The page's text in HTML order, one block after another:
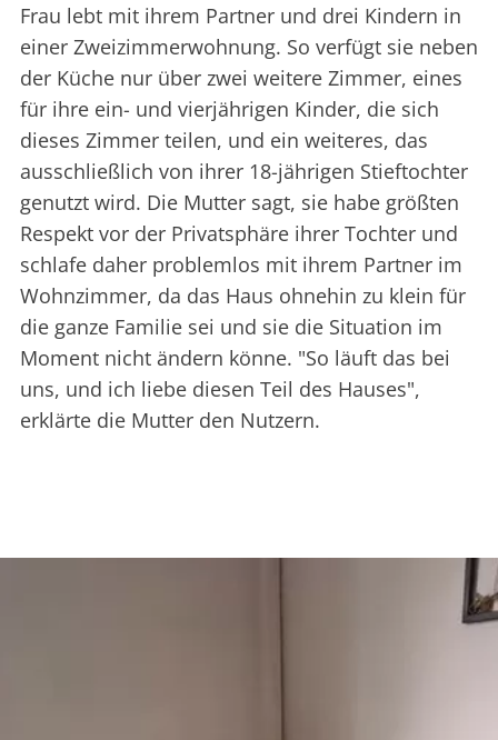
Frau lebt mit ihrem Partner und drei Kindern in
einer Zweizimmerwohnung. So verfügt sie neben
der Küche nur über zwei weitere Zimmer, eines
für ihre ein- und vierjährigen Kinder, die sich
dieses Zimmer teilen, und ein weiteres, das
ausschließlich von ihrer 18-jährigen Stieftochter
genutzt wird. Die Mutter sagt, sie habe größten
Respekt vor der Privatsphäre ihrer Tochter und
schlafe daher problemlos mit ihrem Partner im
Wohnzimmer, da das Haus ohnehin zu klein für
die ganze Familie sei und sie die Situation im
Moment nicht ändern könne. "So läuft das bei
uns, und ich liebe diesen Teil des Hauses",
erklärte die Mutter den Nutzern.